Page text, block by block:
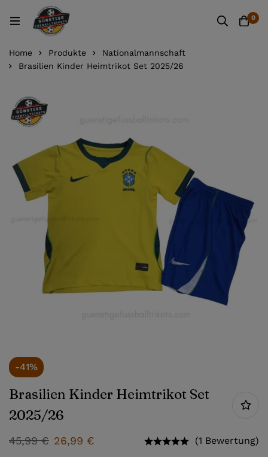
0
Home Produkte
Nationalmannschaft
Brasilien Kinder Heimtrikot Set 2025/26
-41%
Brasilien Kinder Heimtrikot Set
2025/26
45,99€ 26,99 € (1 Bewertung)